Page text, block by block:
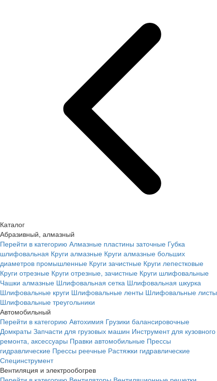
Каталог
Абразивный, алмазный
Перейти в категорию Алмазные пластины заточные Губка
шлифовальная Круги алмазные Круги алмазные больших
диаметров промышленные Круги зачистные Круги лепестковые
Круги отрезные Круги отрезные, зачистные Круги шлифовальные
Чашки алмазные Шлифовальная сетка Шлифовальная шкурка
Шлифовальные круги Шлифовальные ленты Шлифовальные листы
Шлифовальные треугольники
Автомобильный
Перейти в категорию Автохимия Грузики балансировочные
Домкраты Запчасти для грузовых машин Инструмент для кузовного
ремонта, аксессуары Правки автомобильные Прессы
гидравлические Прессы реечные Растяжки гидравлические
Специнструмент
Вентиляция и электрообогрев